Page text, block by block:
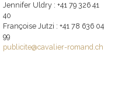
Jennifer Uldry : +41 79 326 41
40
Françoise Jutzi : +41 78 636 04
99
publicite@cavalier-romand.ch